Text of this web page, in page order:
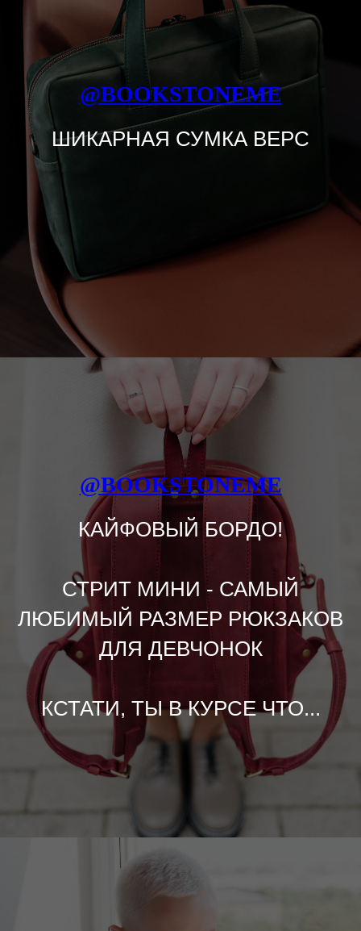
@BOOKSTONEME
ШИКАРНАЯ СУМКА ВЕРС
@BOOKSTONEME
КАЙФОВЫЙ БОРДО!
СТРИТ МИНИ - САМЫЙ
ЛЮБИМЫЙ РАЗМЕР РЮКЗАКОВ
ДЛЯ ДЕВЧОНОК
КСТАТИ, ТЫ В КУРСЕ ЧТО...